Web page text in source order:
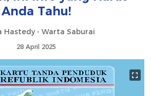
Anda Tahu!
Hastedy - Warta Saburai
28 April 2025